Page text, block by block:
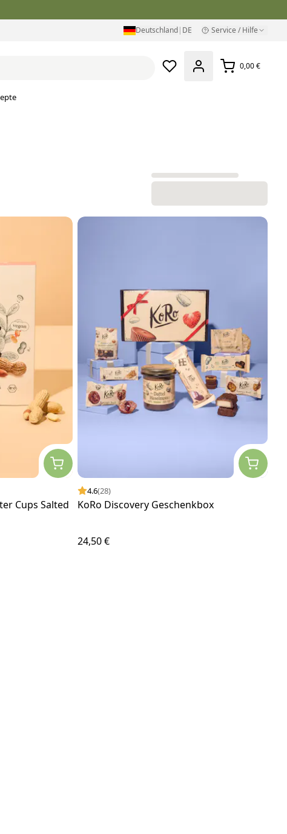
Deutschland| DE Service / Hilfe
0,00 €
Cups Salted
4.6(28)
KoRo Discovery Geschenkbox
24,50 €